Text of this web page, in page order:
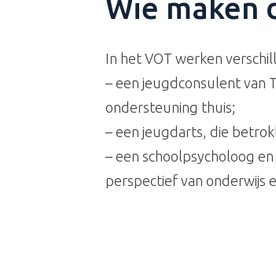
Wie maken
In het VOT werken
– een jeugdconsulent van
ondersteuning thuis;
– een jeugdarts, die
– een schoolpsycholoog
perspectief van onderwijs